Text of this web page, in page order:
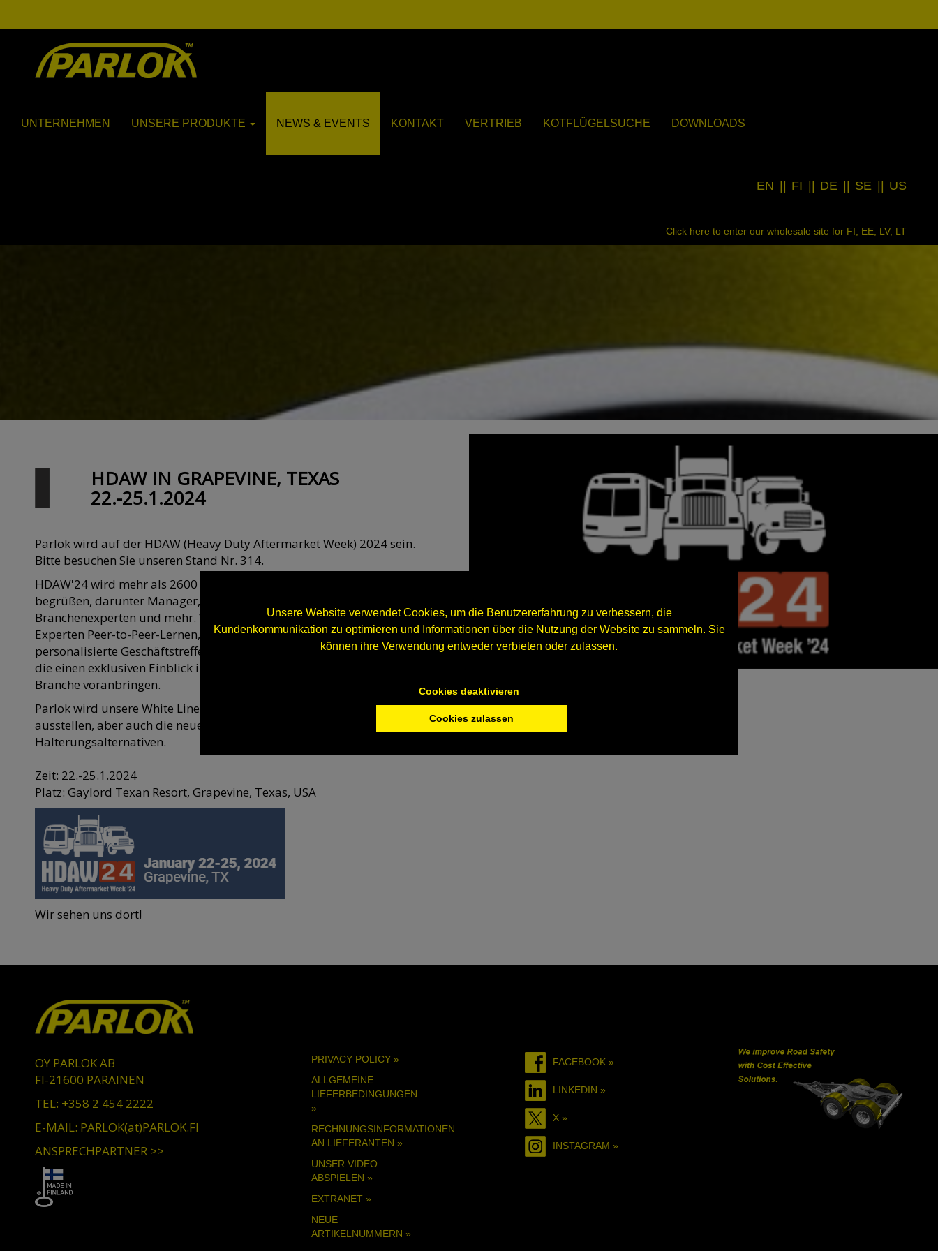
Unsere Website verwendet Cookies, um die Benutzererfahrung zu verbessern, die
Kundenkommunikation zu optimieren und Informationen über die Nutzung der Website zu sammeln. Sie
können ihre Verwendung entweder verbieten oder zulassen.
Cookies deaktivieren
Cookies zulassen
UNTERNEHMEN UNSERE PRODUKTE NEWS & EVENTS KONTAKT VERTRIEB KOTFLÜGELSUCHE DOWNLOADS
EN FI DE SE US
Click here to enter our wholesale site for FI, EE, LV, LT
HDAW IN GRAPEVINE, TEXAS
22.-25.1.2024
Parlok wird auf der HDAW (Heavy Duty Aftermarket Week) 2024 sein.
Bitte besuchen Sie unseren Stand Nr. 314.
HDAW'24 wird mehr als 2600 Gäste aus der gesamten Branche
begrüßen, darunter Manager, Händler, Lieferanten, Dienstleister,
Branchenexperten und mehr. Vier Tage lang werden Aftermarket-
Experten Peer-to-Peer-Lernen, wertvolle Networking-Möglichkeiten,
personalisierte Geschäftstreffen und eine Produktausstellung erleben,
die einen exklusiven Einblick in die neuesten Produkte bietet, die die
Branche voranbringen.
Parlok wird unsere White Line™ Kotflügel und
Werkzeugkästen
ausstellen, aber auch die neuen SPAT-Kotflügel und die verschiedenen
Halterungsalternativen.
Zeit: 22.-25.1.2024
Platz: Gaylord Texan Resort, Grapevine, Texas, USA
Wir sehen uns dort!
OY PARLOK AB
FI-21600 PARAINEN
TEL: +358 2 454 2222
E-MAIL: PARLOK(at)PARLOK.FI
ANSPRECHPARTNER >>
PRIVACY POLICY »
ALLGEMEINE
LIEFERBEDINGUNGEN
»
RECHNUNGSINFORMATIONEN
AN LIEFERANTEN »
UNSER VIDEO
ABSPIELEN »
EXTRANET »
NEUE
ARTIKELNUMMERN »
FACEBOOK »
LINKEDIN »
X »
INSTAGRAM »